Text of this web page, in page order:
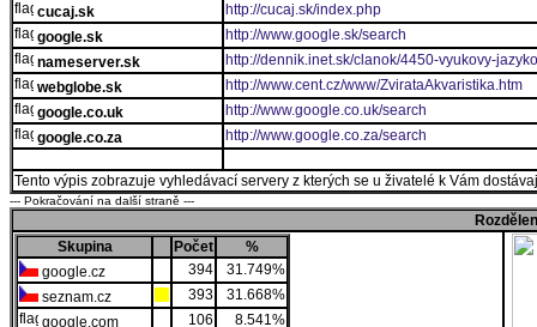
cucaj.sk
http://cucaj.sk/index.php
google.sk
http://www.google.sk/search
nameserver.sk
http://dennik.inet.sk/clanok/4450-vyukovy-
webglobe.sk
http://www.cent.cz/www/ZvirataAkvaristika.htm
google.co.uk
http://www.google.co.uk/search
google.co.za
http://www.google.co.za/search
Tento výpis zobrazuje vyhledávací servery z kterých se u živatelé k Vám
--- Pokračování na další straně ---
Skupina
Počet
%
google.cz
394
31.749%
seznam.cz
393
31.668%
google.com
106
8.541%